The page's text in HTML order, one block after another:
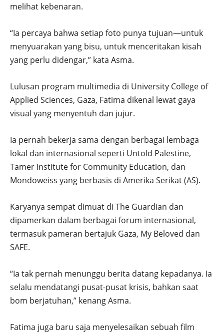
melihat kebenaran.
“Ia percaya bahwa setiap foto punya tujuan—untuk
menyuarakan yang bisu, untuk menceritakan kisah
yang perlu didengar,” kata Asma.
Lulusan program multimedia di University College of
Applied Sciences, Gaza, Fatima dikenal lewat gaya
visual yang menyentuh dan jujur.
Ia pernah bekerja sama dengan berbagai lembaga
lokal dan internasional seperti Untold Palestine,
Tamer Institute for Community Education, dan
Mondoweiss yang berbasis di Amerika Serikat (AS).
Karyanya sempat dimuat di The Guardian dan
dipamerkan dalam berbagai forum internasional,
termasuk pameran bertajuk Gaza, My Beloved dan
SAFE.
“Ia tak pernah menunggu berita datang kepadanya. Ia
selalu mendatangi pusat-pusat krisis, bahkan saat
bom berjatuhan,” kenang Asma.
Fatima juga baru saja menyelesaikan sebuah film